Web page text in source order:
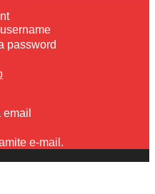
password
email
e-mail.